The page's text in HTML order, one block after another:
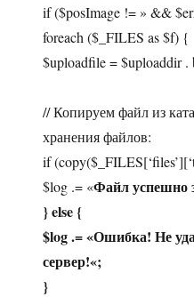
if ($posImage != » &&
foreach ($_FILES as $f) {
$uploadfile = $uploaddir .
// Копируем файл из
хранения файлов:
if
$log .= «Файл успешно
} else {
$log .= «Ошибка! Не
сервер!«;
}